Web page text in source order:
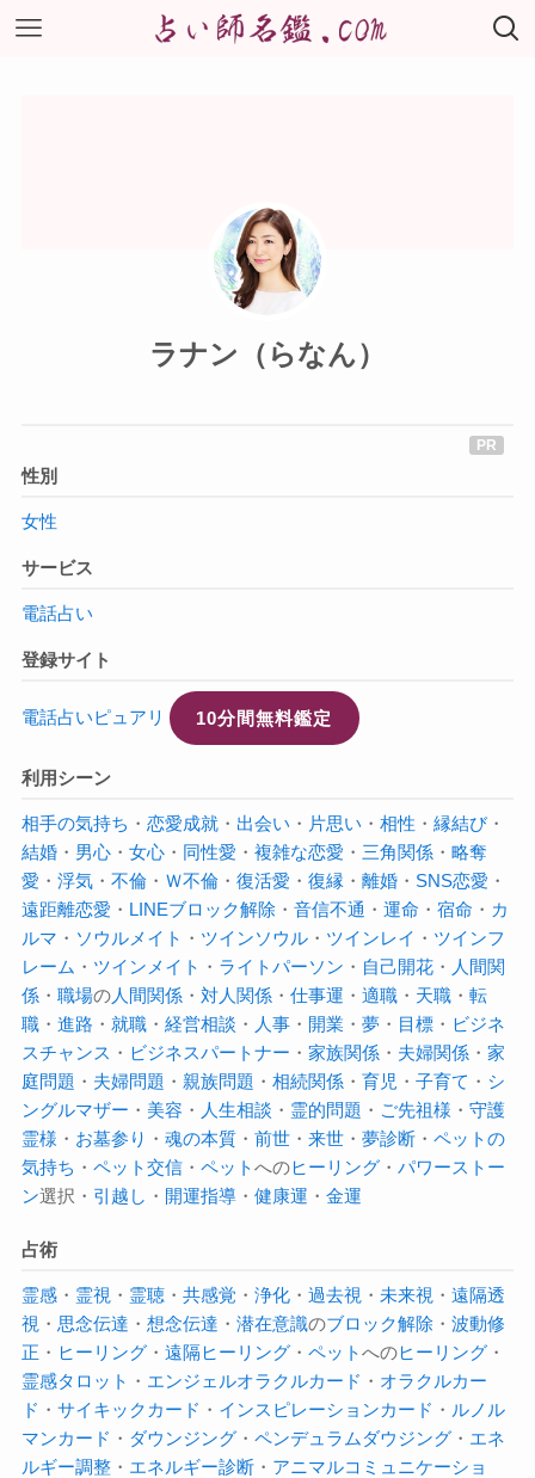
ラナン（らなん）
性別
女性
サービス
電話占い
登録サイト
電話占いピュアリ 10分間無料鑑定
利用シーン
相手の気持ち ・ 恋愛成就・ 出会い ・ 片思い ・ 相性 ・ 縁結び・
結婚・ 男心・ 女心・ 同性愛 ・ 複雑な恋愛 ・ 三角関係・ 略奪
愛 ・ 浮気・ 不倫・ Ｗ不倫・ 復活愛 ・ 復縁 ・ 離婚・ SNS恋愛 ・
遠距離恋愛 ・ LINEブロック解除・ 音信不通 ・ 運命 ・ 宿命 ・ カ
ルマ ・ ソウルメイト ・ ツインソウル・ ツインレイ ・ ツインフ
レーム ・ ツインメイト ・ ライトパーソン ・ 自己開花・ 人間関
係・ 職場の人間関係・ 対人関係・ 仕事運 ・ 適職・ 天職・ 転
職・ 進路 ・ 就職・ 経営相談 ・ 人事・ 開業 ・ 夢・ 目標・ ビジネ
スチャンス ・ ビジネスパートナー ・ 家族関係・ 夫婦関係・ 家
庭問題 ・ 夫婦問題 ・ 親族問題 ・ 相続関係・ 育児 ・ 子育て ・ シ
ングルマザー ・ 美容 ・ 人生相談 ・ 霊的問題 ・ ご先祖様 ・ 守護
霊様 ・ お墓参り ・ 魂の本質・ 前世・ 来世・ 夢診断・ ペットの
気持ち ・ ペット交信・ ペットへのヒーリング・ パワーストー
ン選択・ 引越し ・ 開運指導・ 健康運 ・ 金運
占術
霊感・ 霊視 ・ 霊聴・ 共感覚 ・ 浄化・ 過去視 ・ 未来視 ・ 遠隔透
視 ・ 思念伝達 ・ 想念伝達 ・ 潜在意識のブロック解除・ 波動修
正 ・ ヒーリング・ 遠隔ヒーリング・ ペットへのヒーリング・
霊感タロット ・ エンジェルオラクルカード ・ オラクルカー
ド ・ サイキックカード ・ インスピレーションカード ・ ルノル
マンカード ・ ダウンジング・ ペンデュラムダウジング・ エネ
ルギー調整・ エネルギー診断・ アニマルコミュニケーショ